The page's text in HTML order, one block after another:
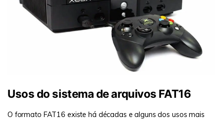
Usos do sistema de arquivos FAT16
O formato FAT16 existe há décadas e alguns dos usos mais